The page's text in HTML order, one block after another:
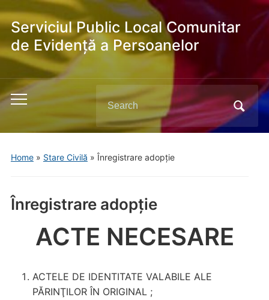
Serviciul Public Local Comunitar
de Evidență a Persoanelor
Toggle
menu
Search
for:
Home» Stare Civilă » Înregistrare adopție
Înregistrare adopție
ACTE NECESARE
ACTELE DE IDENTITATE VALABILE ALE
PĂRINŢILOR ÎN ORIGINAL ;